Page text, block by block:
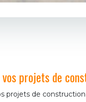
projets de
projets de